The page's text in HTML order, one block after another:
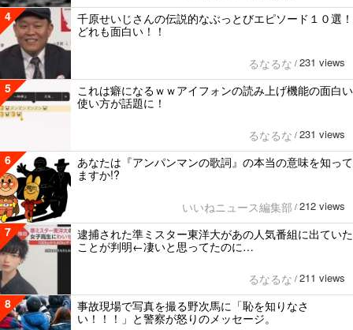
4
千原せいじさんの伝説的なぶっとびエピソード１０選！
どれも面白い！！
るなるな / 231 views
5
これは癖になるｗｗアイフォンの読み上げ機能の面白い
使い方が話題に！
るなるな / 231 views
6
あなたは『アンパンマンの歌詞』の本当の意味を知って
ますか!?
いいねニュース編集部 / 212 views
7
逮捕された準ミスター東洋大があの人気番組に出ていた
ことが判明←凄いと思ってたのに…
るなるな / 211 views
8
事故現場で写真を撮る野次馬に「恥を知りなさ
い！！！」と警察が怒りのメッセージ。